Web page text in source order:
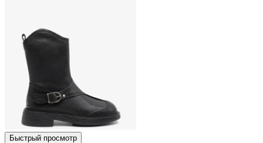
Быстрый просмотр